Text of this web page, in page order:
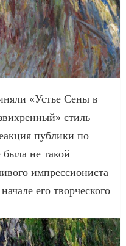
«Устье Сены в
стиль
публики по
не такой
импрессиониста
его творческого